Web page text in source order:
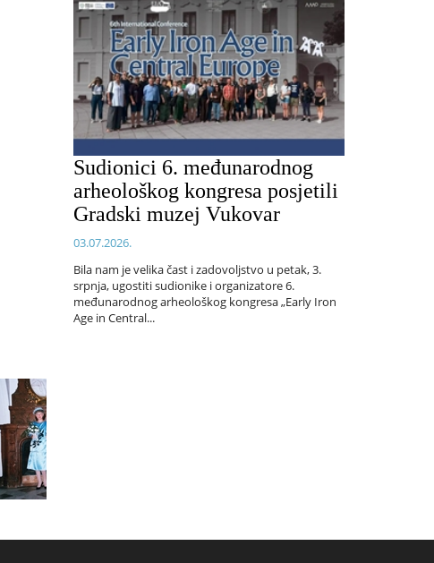
Sudionici 6. međunarodnog
arheološkog kongresa posjetili
Gradski muzej Vukovar
03.07.2026.
Bila nam je velika čast i zadovoljstvo u petak, 3.
srpnja, ugostiti sudionike i organizatore 6.
međunarodnog arheološkog kongresa „Early Iron
Age in Central...